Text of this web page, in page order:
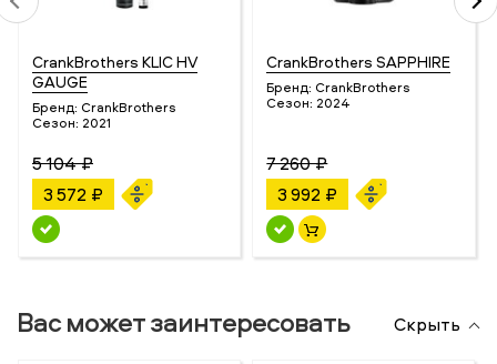
CrankBrothers KLIC HV
GAUGE
Бренд: CrankBrothers
Сезон: 2021
5 104 ₽
3 572 ₽
CrankBrothers SAPPHIRE
Бренд: CrankBrothers
Сезон: 2024
7 260 ₽
3 992 ₽
Вас может заинтересовать Скрыть